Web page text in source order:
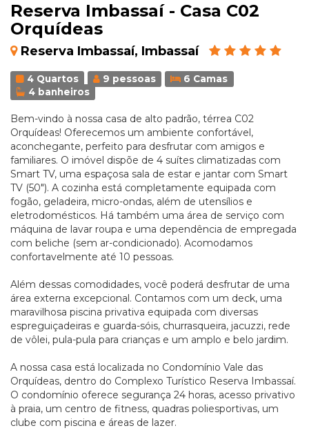
Reserva Imbassaí - Casa C02
Orquídeas
Reserva Imbassaí, Imbassaí
4 Quartos 9 pessoas
6 Camas
4 banheiros
Bem-vindo à nossa casa de alto padrão, térrea C02
Orquídeas! Oferecemos um ambiente confortável,
aconchegante, perfeito para desfrutar com amigos e
familiares. O imóvel dispõe de 4 suítes climatizadas com
Smart TV, uma espaçosa sala de estar e jantar com Smart
TV (50"). A cozinha está completamente equipada com
fogão, geladeira, micro-ondas, além de utensílios e
eletrodomésticos. Há também uma área de serviço com
máquina de lavar roupa e uma dependência de empregada
com beliche (sem ar-condicionado). Acomodamos
confortavelmente até 10 pessoas.
Além dessas comodidades, você poderá desfrutar de uma
área externa excepcional. Contamos com um deck, uma
maravilhosa piscina privativa equipada com diversas
espreguiçadeiras e guarda-sóis, churrasqueira, jacuzzi, rede
de vôlei, pula-pula para crianças e um amplo e belo jardim.
A nossa casa está localizada no Condomínio Vale das
Orquídeas, dentro do Complexo Turístico Reserva Imbassaí.
O condomínio oferece segurança 24 horas, acesso privativo
à praia, um centro de fitness, quadras poliesportivas, um
clube com piscina e áreas de lazer.